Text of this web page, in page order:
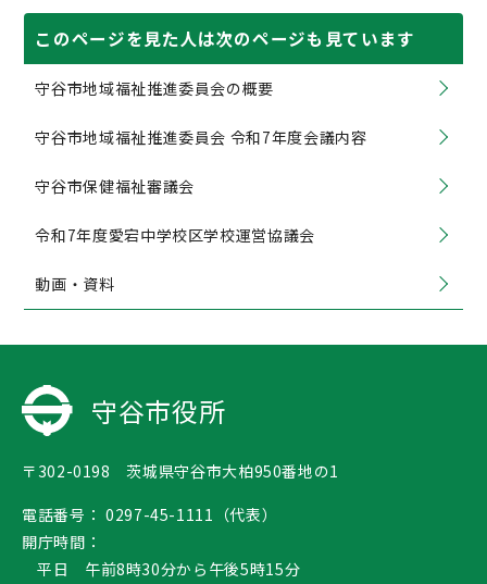
このページを見た人は次のページも見ています
守谷市地域福祉推進委員会の概要
守谷市地域福祉推進委員会 令和7年度会議内容
守谷市保健福祉審議会
令和7年度愛宕中学校区学校運営協議会
動画・資料
守谷市役所
〒302-0198 茨城県守谷市大柏950番地の1
電話番号： 0297-45-1111（代表）
開庁時間：
平日 午前8時30分から午後5時15分